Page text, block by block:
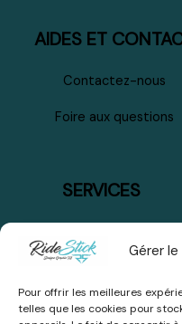
Gérer
Pour offrir les meilleures
telles que les cookies pour
AIDES ET
Contactez-nous
Foire aux questions
SERVICES
Plan du site
Livraison et retours